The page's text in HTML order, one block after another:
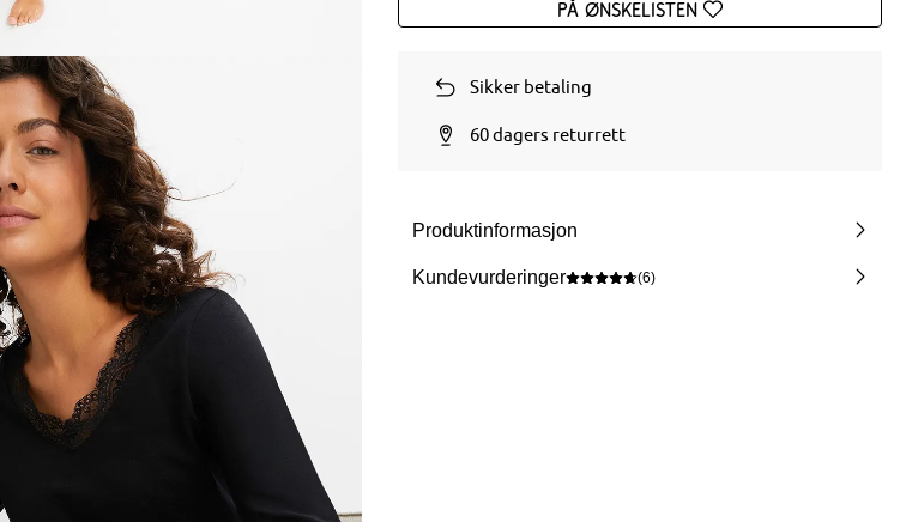
På ønskelisten
Sikker betaling
60 dagers returrett
Produktinformasjon
Kundevurderinger (6)